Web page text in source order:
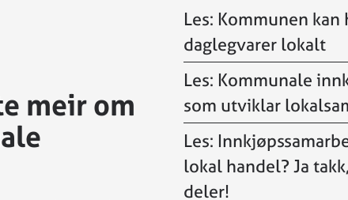
meir om
Les: Kommunen kan
daglegvarer lokalt
Les: Kommunale
som utviklar
Les:
lokal handel? Ja
deler!